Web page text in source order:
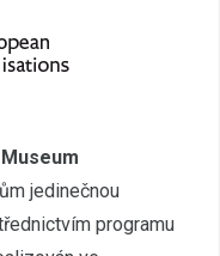
jedinečnou
programu